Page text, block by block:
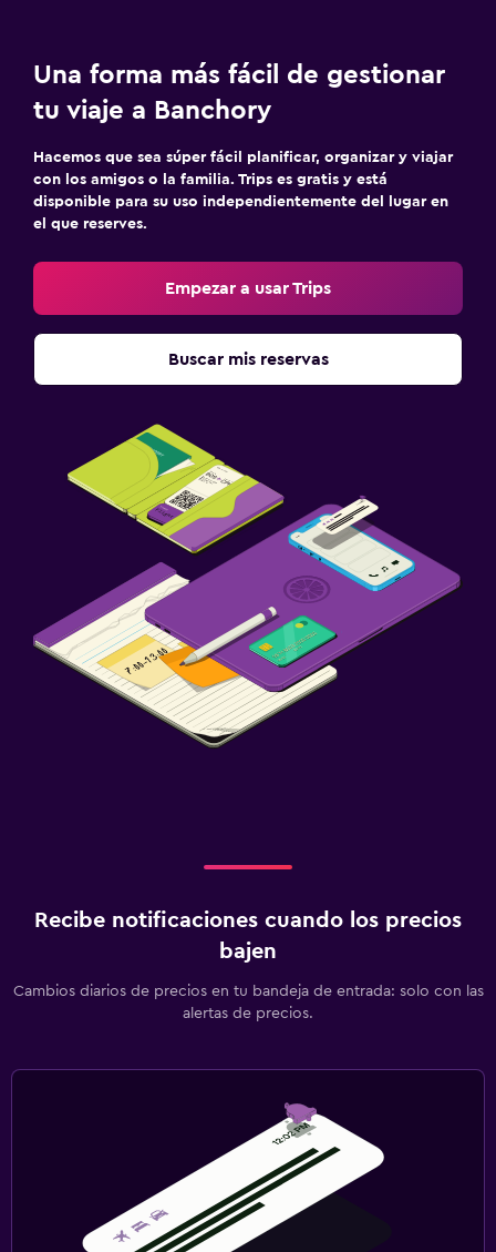
Una forma más fácil de gestionar
tu viaje a Banchory
Hacemos que sea súper fácil planificar, organizar y viajar
con los amigos o la familia. Trips es gratis y está
disponible para su uso independientemente del lugar en
el que reserves.
Empezar a usar Trips
Buscar mis reservas
Recibe notificaciones cuando los precios
bajen
Cambios diarios de precios en tu bandeja de entrada: solo con las
alertas de precios.